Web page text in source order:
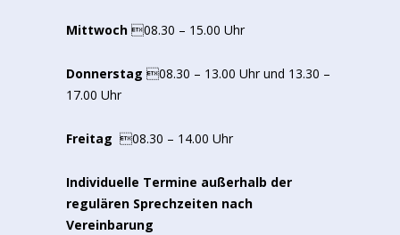
Mittwoch 08.30 – 15.00 Uhr
Donnerstag 08.30 – 13.00 Uhr und 13.30 –
17.00 Uhr
Freitag 08.30 – 14.00 Uhr
Individuelle Termine außerhalb der
regulären Sprechzeiten nach
Vereinbarung